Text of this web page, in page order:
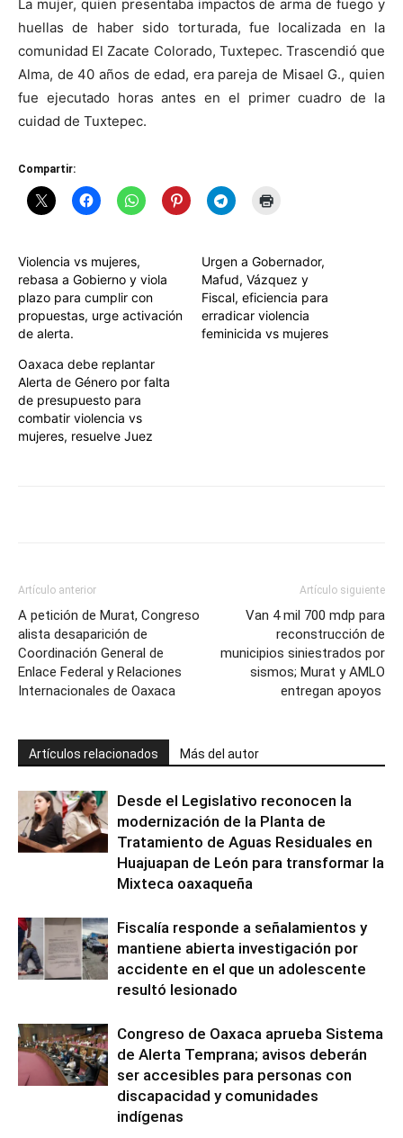
La mujer, quien presentaba impactos de arma de fuego y
huellas de haber sido torturada, fue localizada en la
comunidad El Zacate Colorado, Tuxtepec. Trascendió que
Alma, de 40 años de edad, era pareja de Misael G., quien
fue ejecutado horas antes en el primer cuadro de la
cuidad de Tuxtepec.
Compartir:
Violencia vs mujeres,
rebasa a Gobierno y viola
plazo para cumplir con
propuestas, urge activación
de alerta.
Urgen a Gobernador,
Mafud, Vázquez y
Fiscal, eficiencia para
erradicar violencia
feminicida vs mujeres
Oaxaca debe replantar
Alerta de Género por falta
de presupuesto para
combatir violencia vs
mujeres, resuelve Juez
Artículo anterior
A petición de Murat, Congreso
alista desaparición de
Coordinación General de
Enlace Federal y Relaciones
Internacionales de Oaxaca
Artículo siguiente
Van 4 mil 700 mdp para
reconstrucción de
municipios siniestrados por
sismos; Murat y AMLO
entregan apoyos
Artículos relacionados Más del autor
Desde el Legislativo reconocen la
modernización de la Planta de
Tratamiento de Aguas Residuales en
Huajuapan de León para transformar la
Mixteca oaxaqueña
Fiscalía responde a señalamientos y
mantiene abierta investigación por
accidente en el que un adolescente
resultó lesionado
Congreso de Oaxaca aprueba Sistema
de Alerta Temprana; avisos deberán
ser accesibles para personas con
discapacidad y comunidades
indígenas